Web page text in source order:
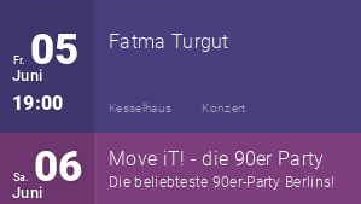
Fr. 05
Juni
19:00
Fatma Turgut
Kesselhaus Konzert
Sa. 06
Juni
Move iT! - die 90er Party
Die beliebteste 90er-Party Berlins!